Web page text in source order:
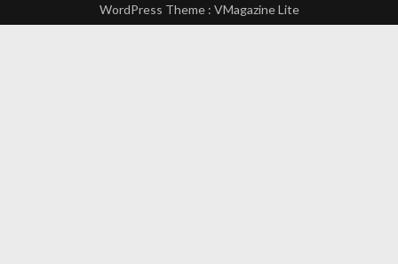
WordPress Theme : VMagazine Lite